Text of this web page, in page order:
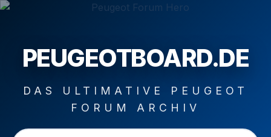
PEUGEOTBOARD.DE
DAS ULTIMATIVE PEUGEOT
FORUM ARCHIV